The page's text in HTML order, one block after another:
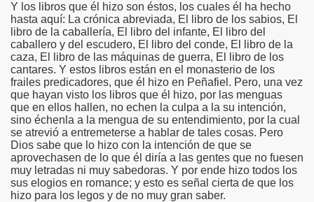
Y los libros que él hizo son éstos, los cuales él ha hecho
hasta aquí: La crónica abreviada, El libro de los sabios, El
libro de la caballería, El libro del infante, El libro del
caballero y del escudero, El libro del conde, El libro de la
caza, El libro de las máquinas de guerra, El libro de los
cantares. Y estos libros están en el monasterio de los
frailes predicadores, que él hizo en Peñafiel. Pero, una vez
que hayan visto los libros que él hizo, por las menguas
que en ellos hallen, no echen la culpa a la su intención,
sino échenla a la mengua de su entendimiento, por la cual
se atrevió a entremeterse a hablar de tales cosas. Pero
Dios sabe que lo hizo con la intención de que se
aprovechasen de lo que él diría a las gentes que no fuesen
muy letradas ni muy sabedoras. Y por ende hizo todos los
sus elogios en romance; y esto es señal cierta de que los
hizo para los legos y de no muy gran saber.